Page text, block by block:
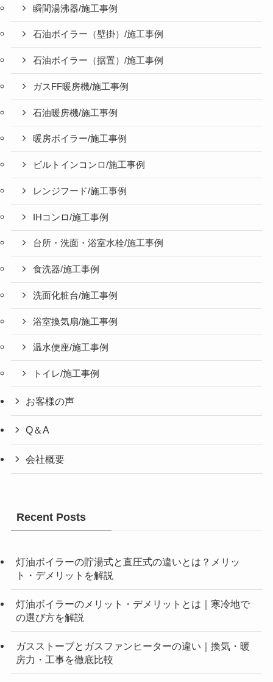
瞬間湯沸器/施工事例
石油ボイラー（壁掛）/施工事例
石油ボイラー（据置）/施工事例
ガスFF暖房機/施工事例
石油暖房機/施工事例
暖房ボイラー/施工事例
ビルトインコンロ/施工事例
レンジフード/施工事例
IHコンロ/施工事例
台所・洗面・浴室水栓/施工事例
食洗器/施工事例
洗面化粧台/施工事例
浴室換気扇/施工事例
温水便座/施工事例
トイレ/施工事例
お客様の声
Q＆A
会社概要
Recent Posts
灯油ボイラーの貯湯式と直圧式の違いとは？メリッ
ト・デメリットを解説
灯油ボイラーのメリット・デメリットとは｜寒冷地で
の選び方を解説
ガスストーブとガスファンヒーターの違い｜換気・暖
房力・工事を徹底比較